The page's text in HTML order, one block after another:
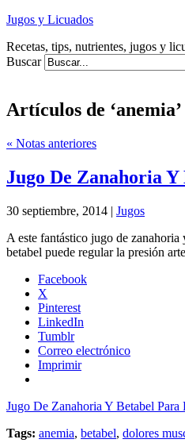
Jugos y Licuados
Recetas, tips, nutrientes, jugos y
Buscar
Artículos de ‘anemia’
« Notas anteriores
Jugo De Zanahoria
30 septiembre, 2014 | Jugos
A este fantástico jugo de
betabel puede regular la presión
Facebook
X
Pinterest
LinkedIn
Tumblr
Correo electrónico
Imprimir
Jugo De Zanahoria Y Betabel Para
Tags: anemia, betabel, dolores